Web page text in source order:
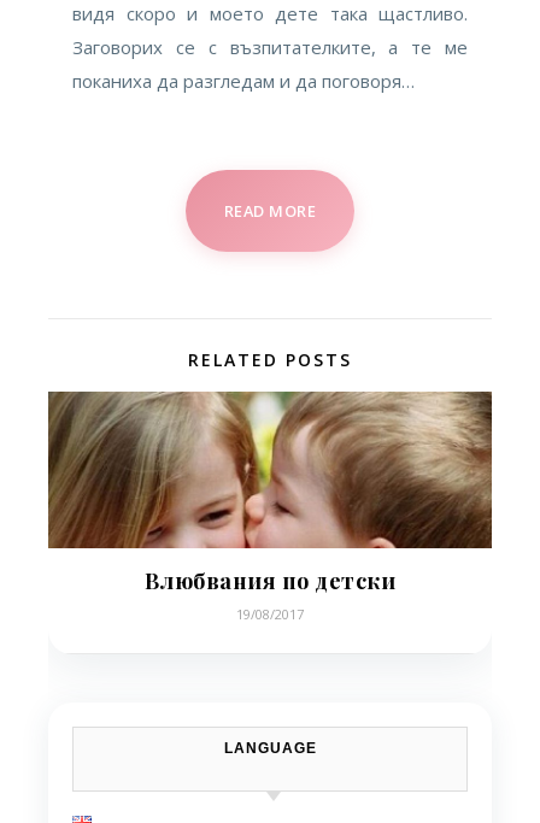
видя скоро и моето дете така щастливо.
Заговорих се с възпитателките, а те ме
поканиха да разгледам и да поговоря…
READ MORE
RELATED POSTS
Влюбвания по детски
19/08/2017
LANGUAGE